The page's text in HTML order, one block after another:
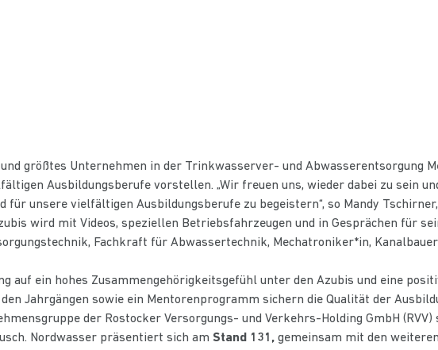
größtes Unternehmen in der Trinkwasserver- und Abwasserentsorgung
Ausbildungsberufe vorstellen. „Wir freuen uns, wieder dabei zu sein
für unsere vielfältigen Ausbildungsberufe zu begeistern“, so Mandy
wird mit Videos, speziellen Betriebsfahrzeugen und in Gesprächen für
Fachkraft für Abwassertechnik, Mechatroniker*in,
auf ein hohes Zusammengehörigkeitsgefühl unter den Azubis und eine
Jahrgängen sowie ein Mentorenprogramm sichern die Qualität der
der Rostocker Versorgungs- und Verkehrs-Holding GmbH
Nordwasser präsentiert sich am Stand 131, gemeinsam mit den